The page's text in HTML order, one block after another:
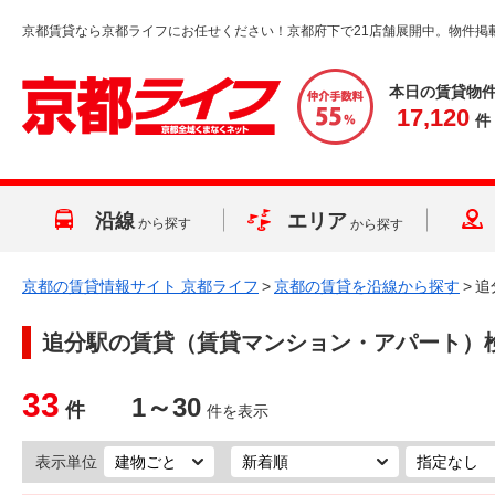
京都賃貸なら京都ライフにお任せください！京都府下で21店舗展開中。物件掲
本日の賃貸物
17,120 件
沿線 から探す エリア から探す
京都の賃貸情報サイト 京都ライフ >京都の賃貸を沿線から探す >追
追分駅の賃貸（賃貸マンション・アパート）
33 件 1～30 件を表示
表示単位